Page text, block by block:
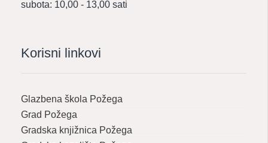
subota: 10,00 - 13,00 sati
Korisni linkovi
Glazbena škola Požega
Grad Požega
Gradska knjižnica Požega